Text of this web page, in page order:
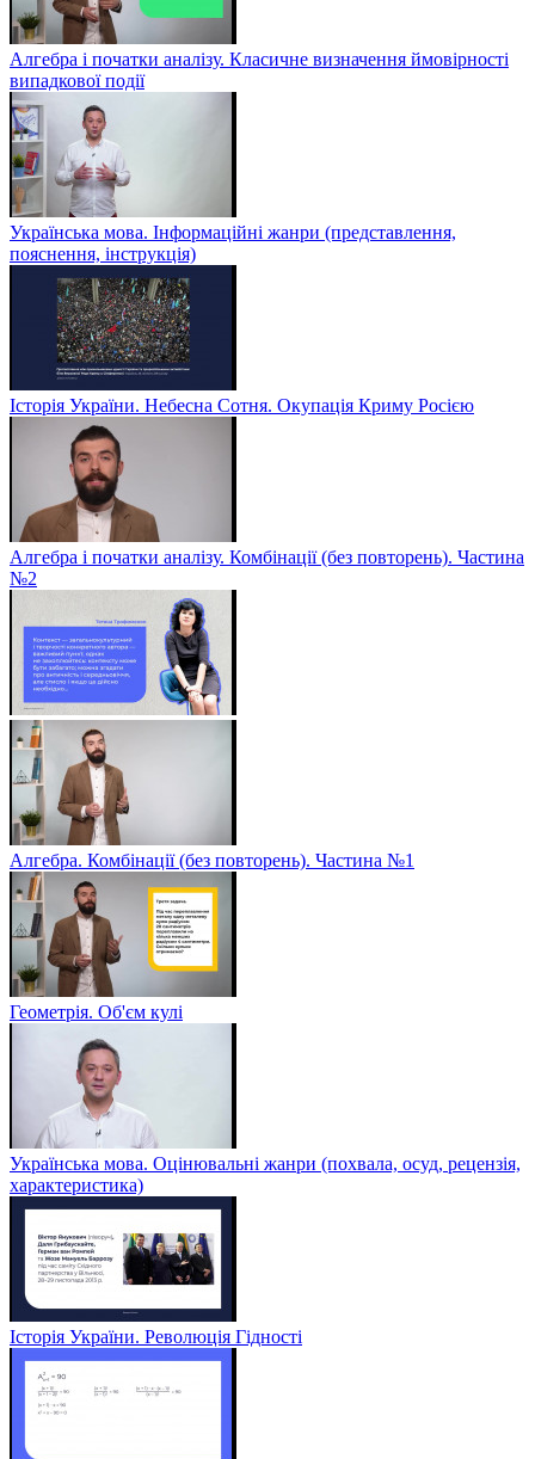
Алгебра і початки аналізу. Класичне визначення ймовірності
випадкової події
Українська мова. Інформаційні жанри (представлення,
пояснення, інструкція)
Історія України. Небесна Сотня. Окупація Криму Росією
Алгебра і початки аналізу. Комбінації (без повторень). Частина
№2
Алгебра. Комбінації (без повторень). Частина №1
Геометрія. Об'єм кулі
Українська мова. Оцінювальні жанри (похвала, осуд, рецензія,
характеристика)
Історія України. Революція Гідності